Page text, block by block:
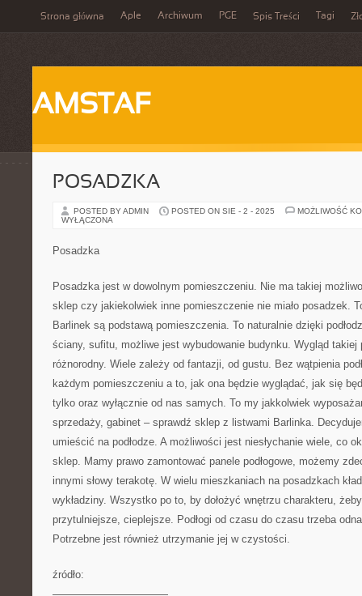
Strona główna Aple Archiwum PGE Spis Treści Tagi
AMSTAF
POSADZKA
POSTED BY ADMIN POSTED ON SIE - 2 - 2025
MOŻLIWOŚĆ
WYŁĄCZONA
Posadzka
Posadzka jest w dowolnym pomieszczeniu. Nie ma takiej
sklep czy jakiekolwiek inne pomieszczenie nie miało posadzek.
Barlinek są podstawą pomieszczenia. To naturalnie dzięki
ściany, sufitu, możliwe jest wybudowanie budynku. Wygląd takiej
różnorodny. Wiele zależy od fantazji, od gustu. Bez wątpienia
każdym pomieszczeniu a to, jak ona będzie wyglądać, jak się
tylko oraz wyłącznie od nas samych. To my jakkolwiek
sprzedaży, gabinet – sprawdź sklep z listwami Barlinka.
umieścić na podłodze. A możliwości jest niesłychanie wiele, co
sklep. Mamy prawo zamontować panele podłogowe, możemy
innymi słowy terakotę. W wielu mieszkaniach na posadzkach
wykładziny. Wszystko po to, by dołożyć wnętrzu charakteru,
przytulniejsze, cieplejsze. Podłogi od czasu do czasu trzeba
Potrzebne jest również utrzymanie jej w czystości.
źródło: